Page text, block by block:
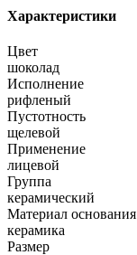
Характеристики
Цвет
шоколад
Исполнение
рифленый
Пустотность
щелевой
Применение
лицевой
Группа
керамический
Материал основания
керамика
Размер